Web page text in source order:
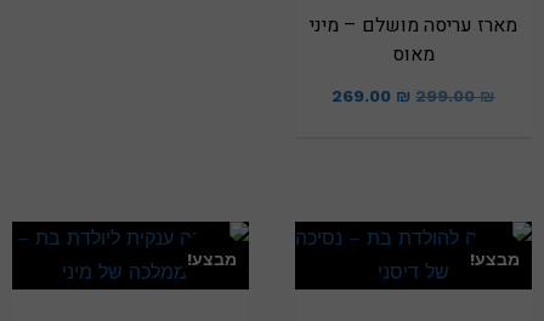
מארז עריסה מושלם – מיני
מאוס
299.00₪
269.00 ₪
מבצע! מבצע!